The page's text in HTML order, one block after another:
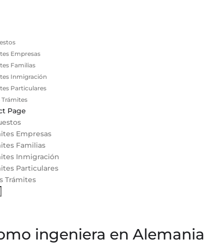
Empresas
Familias
Inmigración
Particulares
Page
Empresas
Familias
Inmigración
Particulares
Trámites
ingeniera en Alemania